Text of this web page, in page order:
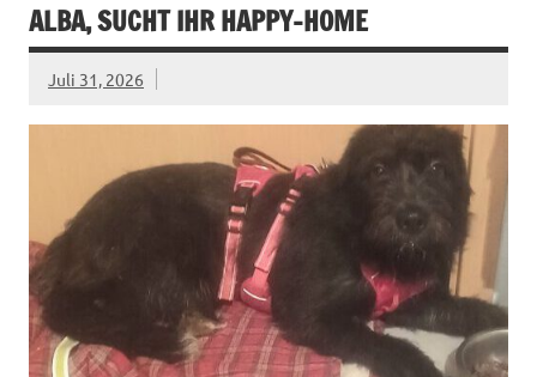
ALBA, SUCHT IHR HAPPY-HOME
Juli 31, 2026